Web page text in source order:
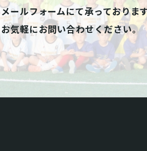
メールフォームにて承っておりま
お気軽にお問い合わせください。